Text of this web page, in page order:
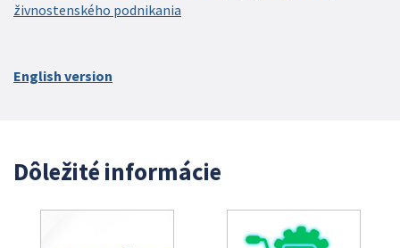
živnostenského podnikania
English version
Dôležité informácie